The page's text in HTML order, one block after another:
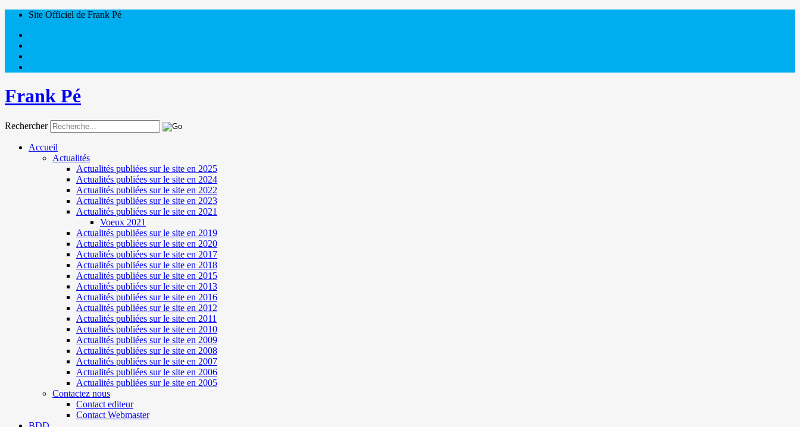
Site Officiel de Frank Pé
Frank Pé
Rechercher
Accueil
Actualités
Actualités publiées sur le site en 2025
Actualités publiées sur le site en 2024
Actualités publiées sur le site en 2022
Actualités publiées sur le site en 2023
Actualités publiées sur le site en 2021
Voeux 2021
Actualités publiées sur le site en 2019
Actualités publiées sur le site en 2020
Actualités publiées sur le site en 2017
Actualités publiées sur le site en 2018
Actualités publiées sur le site en 2015
Actualités publiées sur le site en 2013
Actualités publiées sur le site en 2016
Actualités publiées sur le site en 2012
Actualités publiées sur le site en 2011
Actualités publiées sur le site en 2010
Actualités publiées sur le site en 2009
Actualités publiées sur le site en 2008
Actualités publiées sur le site en 2007
Actualités publiées sur le site en 2006
Actualités publiées sur le site en 2005
Contactez nous
Contact editeur
Contact Webmaster